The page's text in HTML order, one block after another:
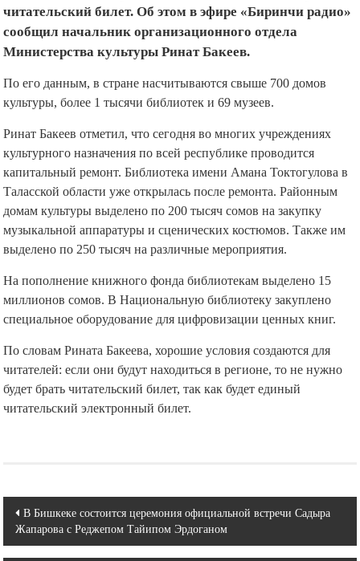
читательский билет. Об этом в эфире «Биринчи радио»
сообщил начальник организационного отдела
Министерства культуры Ринат Бакеев.
По его данным, в стране насчитываются свыше 700 домов
культуры, более 1 тысячи библиотек и 69 музеев.
Ринат Бакеев отметил, что сегодня во многих учреждениях
культурного назначения по всей республике проводится
капитальный ремонт. Библиотека имени Амана Токтогулова в
Таласской области уже открылась после ремонта. Районным
домам культуры выделено по 200 тысяч сомов на закупку
музыкальной аппаратуры и сценических костюмов. Также им
выделено по 250 тысяч на различные мероприятия.
На пополнение книжного фонда библиотекам выделено 15
миллионов сомов. В Национальную библиотеку закуплено
специальное оборудование для цифровизации ценных книг.
По словам Рината Бакеева, хорошие условия создаются для
читателей: если они будут находиться в регионе, то не нужно
будет брать читательский билет, так как будет единый
читательский электронный билет.
Навигация
по
В Бишкеке состоится церемония официальной встречи Садыра
Жапарова с Реджепом Тайипом Эрдоганом